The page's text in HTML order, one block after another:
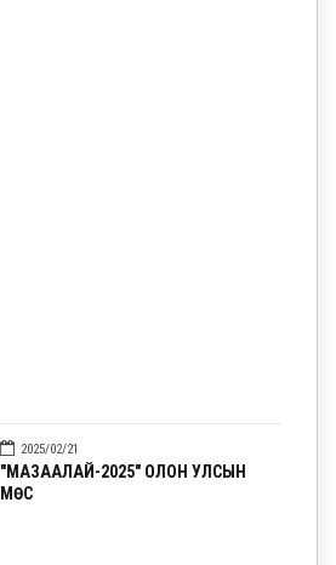
2025/02/21
"МАЗААЛАЙ-2025" ОЛОН УЛСЫН
МӨС